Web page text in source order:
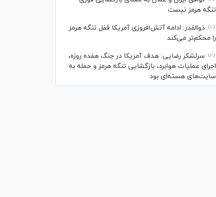
تنگه هرمز نیست
ذوالقدر: ادامه آتش‌افروزی آمریکا قفل تنگه هرمز
را محکم‌تر می‌کند
سرلشکر رضایی: هدف آمریکا در جنگ هفده روزه،
اجرای عملیات هوابرد، بازگشایی تنگه هرمز و حمله به
سایت‌های هسته‌ای بود